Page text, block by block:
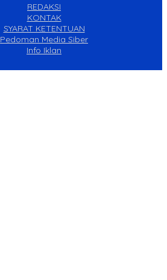
REDAKSI
KONTAK
SYARAT KETENTUAN
Pedoman Media Siber
Info Iklan